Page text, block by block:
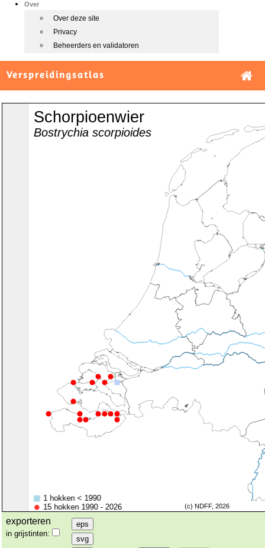
Over
Over deze site
Privacy
Beheerders en validatoren
Verspreidingsatlas